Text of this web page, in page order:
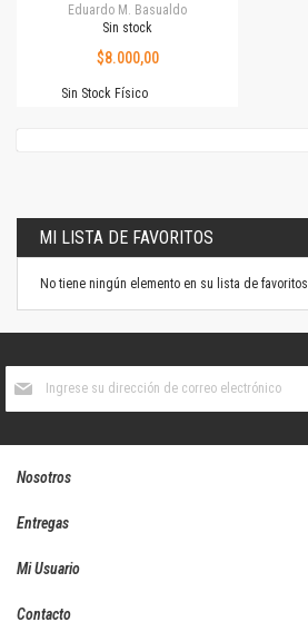
Eduardo M. Basualdo
Sin stock
$8.000,00
Sin Stock Físico
MI LISTA DE FAVORITOS
No tiene ningún elemento en su lista de favoritos.
boletín
Nosotros
Entregas
Mi Usuario
Contacto